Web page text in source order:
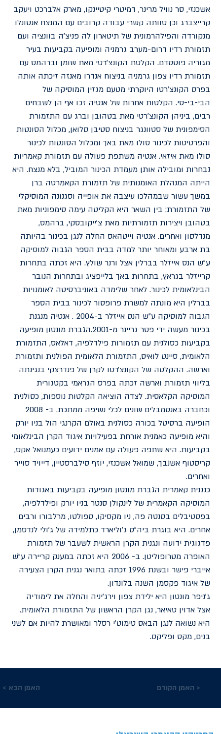
< האמן הבא האמן הקודם >
אשכנזי, סר נוויל מרינר, דמיטרי קיטיינקו, מארק אלברכט ויעקב
קרייצברג וכן טוותה קשרי עבודה קרובים עם המנצח אנטונלו
מנקורדה והפילהרמונית של תיטארון לה פניצ'ה בוונציה ועם
תזמורת רדיו דרום-מערב גרמניה ומופיעה בקביעות בעיר
מגוריה פוטסדם. הקלטת הקונצ'רטי מאת שומן וברהמס עם
תזמורת רדיו צפון גרמניה בניצוח אנדרו מאנזה זיכתה אותה
בפרס הקונצ'רטו היוקרתי מטעם מגזין המוסיקה של
הבי-בי-סי. הקלטות אחרות של אנטיה זכו אף הן לשבחים
רבים, ביניהן הקונצ'רטי מאת בטהובן וברג עם התזמורת
הסימפונית של סטוונגר בניצוח סטיבן סלואן, מכלול הסונטות
והפרטיטות לכינור סולו מאת באך ומכלול הסונטות לכינור
סולו מאת איזאי. אנטיה משתפת פעולה עם תזמורת קאמריות
נבחרות ומובילה אותן מעמדת הכינור המוביל, בלא מנצח. היא
הייתה המנהלת האומנותית של תזמורת הקאמרטה ברן
במשך עשור שבמהלכו עיצבה את אופייה וסגנונה המוסיקלי
של התזמורת: בין השאר היא הקליטה עימה סימפוניות מאת
בטהובן ויצירות תזמורתיות מאת צ'ייקובסקי, ברהמס,
מנדלסון ואחרים. אנטיה וייטהאס החלה לנגן בכינור בהיותה
בת ארבע ומאוחר יותר למדה בבית הספר הגבוה למוסיקה
ע"ש הנס אייזלר בברלין אצל ורנר שולץ. היא זכתה בתחרות
קרייזלר בגראץ, בתחרות באך בלייפציג ובתחרות הנובר
הבינלאומית לכינור. לאחר שלימדה באוניברסיטה לאומנויות
בברלין היא מונתה למשרת פרופסור לכינור בבית הספר
הגבוה למוסיקה ע"ש הנס אייזלר ב-2004 . אנטיה מנגנת
בכינור מעשה ידי פטר גריינר מ-2001.הגברת מונטון מופיעה
בקביעות כסולנית עם תזמורות פילדלפיה, דאלאס, התזמורת
הלאומית, סיינט לואיס, התזמורת הלאומית הפולנית ותזמורת
וארשה. ההקלטה של הקונצ׳רטו לקרן של פנדרצקי בנגינתה
בליווי תזמורת וארשה זכתה בפרס הגראמי בקטגורית
המוסיקה הקלאסית. לצדה הוציאה הקלטות נוספות, כסולנית
וכחברה באנסמבלים שונים לכלי נשיפה ממתכת. ב- 2008
הופיעה ברסיטל בכורה כסולנית באולם הקרנגי הול בניו יורק
והיא מופיעה כאמנית אורחת בפעילויות איגוד הקרן הבינלאומי
בקביעות. היא שתפה פעולה עם אמנים ידועים כעמנואל אקס,
קריסטוף אשנבך, שמואל אשכנזי, יוזף סילברסטיין, דייויד סוייר
ואחרים.
כנגנית קאמרית הגברת מונטון מופיעה בקביעות באגודות
המוסיקה הקאמרית של לינקולן סנטר בניו יורק ופילדלפיה,
בפסטיבלים בסנטה פה, ניו מקסיקו, ספולטו, מרלבורו ורבים
אחרים. היא בוגרת ביה״ס ג׳וליארד כתלמידה של ג׳ולי לנדסמן,
פדגוגית ידועה ונגנית הקרן הראשית לשעבר של תזמורת
האופרה מטרופוליטן. ב- 2006 היא זכתה במענק קריירה ע״שׁ
אייברי פישר ובשנת 1996 זכתה בתואר נגנית הקרן הצעירה
של איגוד פקסמן השנה בלונדון.
ג׳ניפר מונטון היא ילידת צפון וירג׳יניה והחלה את לימודיה
אצל אדוין טאיאר, נגן הקרן הראשון של התזמורת הלאומית.
היא נשואה לנגן הבאס טימוט׳י רסלר ומאושרת להיות אם לשני
בנים, מקס ופליקס.